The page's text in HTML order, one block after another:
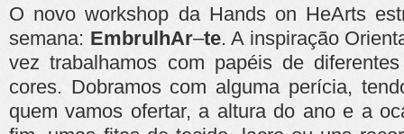
O novo workshop da Hands on HeArts
semana: EmbrulhAr–te. A inspiração
vez trabalhamos com papéis de
cores. Dobramos com alguma perícia,
quem vamos ofertar, a altura do ano e a